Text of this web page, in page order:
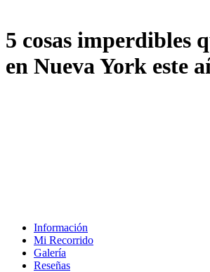
5 cosas imperdibles
en Nueva York este
Información
Mi Recorrido
Galería
Reseñas